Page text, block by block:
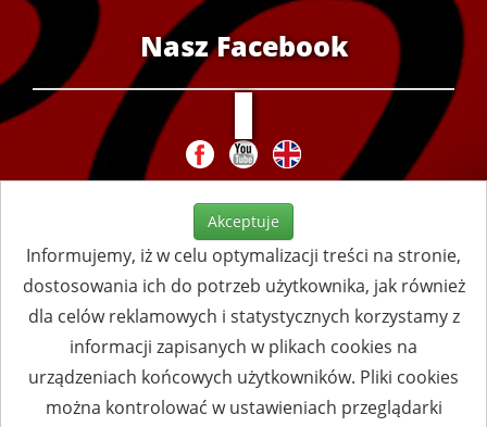
Nasz Facebook
Akceptuje
Informujemy, iż w celu optymalizacji treści na stronie,
dostosowania ich do potrzeb użytkownika, jak również
dla celów reklamowych i statystycznych korzystamy z
informacji zapisanych w plikach cookies na
urządzeniach końcowych użytkowników. Pliki cookies
można kontrolować w ustawieniach przeglądarki